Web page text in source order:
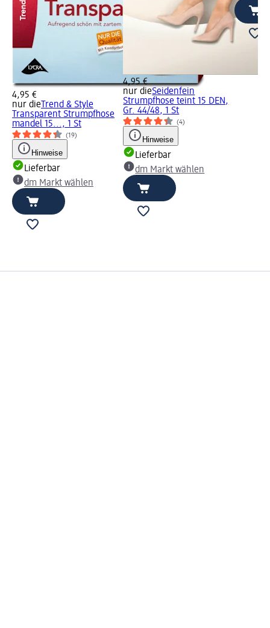
4,95 €
nur die Trend & Style
Transparent Strumpfhose
mandel 15..., 1 St
(19)
Hinweise
Lieferbar
dm Markt wählen
4,95 €
nur dieSeidenfein
Strumpfhose teint 15 DEN,
Gr. 44/48, 1 St
(4)
Hinweise
Lieferbar
dm Markt wählen